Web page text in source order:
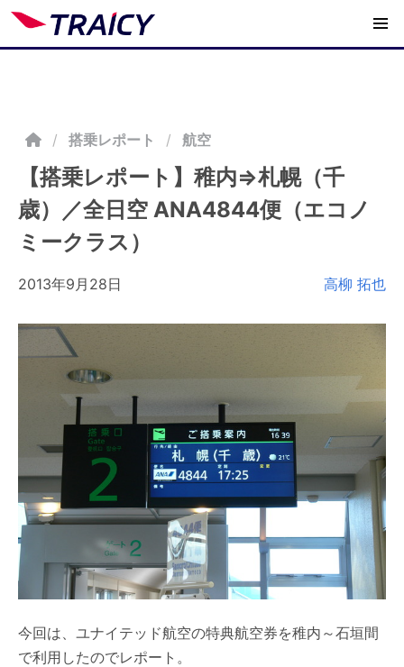
/ 搭乗レポート 航空
【搭乗レポート】稚内⇒札幌（千
歳）／全日空 ANA4844便（エコノ
ミークラス）
2013年9月28日 高柳 拓也
今回は、ユナイテッド航空の特典航空券を稚内～石垣間
で利用したのでレポート。